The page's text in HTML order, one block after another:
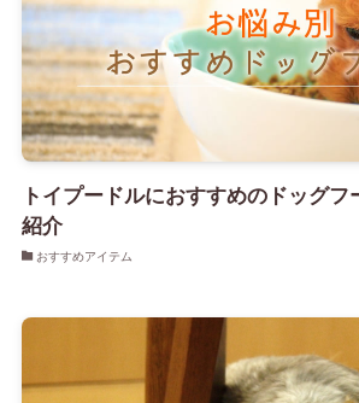
トイプードルにおすすめのドッグ
紹介
おすすめアイテム